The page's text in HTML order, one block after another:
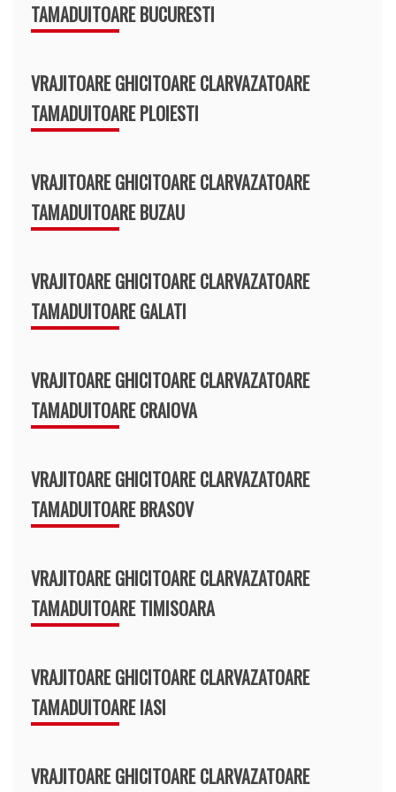
TAMADUITOARE BUCURESTI
VRAJITOARE GHICITOARE CLARVAZATOARE
TAMADUITOARE PLOIESTI
VRAJITOARE GHICITOARE CLARVAZATOARE
TAMADUITOARE BUZAU
VRAJITOARE GHICITOARE CLARVAZATOARE
TAMADUITOARE GALATI
VRAJITOARE GHICITOARE CLARVAZATOARE
TAMADUITOARE CRAIOVA
VRAJITOARE GHICITOARE CLARVAZATOARE
TAMADUITOARE BRASOV
VRAJITOARE GHICITOARE CLARVAZATOARE
TAMADUITOARE TIMISOARA
VRAJITOARE GHICITOARE CLARVAZATOARE
TAMADUITOARE IASI
VRAJITOARE GHICITOARE CLARVAZATOARE